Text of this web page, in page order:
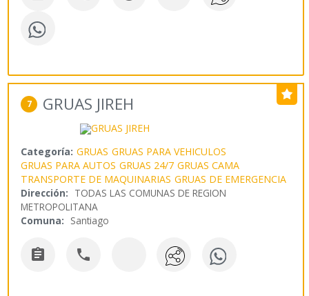
7 GRUAS JIREH
Categoría: GRUAS GRUAS PARA VEHICULOS
GRUAS PARA AUTOS GRUAS 24/7 GRUAS CAMA
TRANSPORTE DE MAQUINARIAS GRUAS DE EMERGENCIA
Dirección: TODAS LAS COMUNAS DE REGION
METROPOLITANA
Comuna: Santiago
 